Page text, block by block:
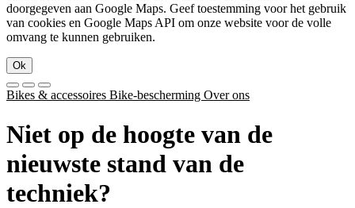
doorgegeven aan Google Maps. Geef toestemming voor het gebruik
van cookies en Google Maps API om onze website voor de volle
omvang te kunnen gebruiken.
Ok
Bikes & accessoires Bike-bescherming Over ons
Niet op de hoogte van de
nieuwste stand van de
techniek?